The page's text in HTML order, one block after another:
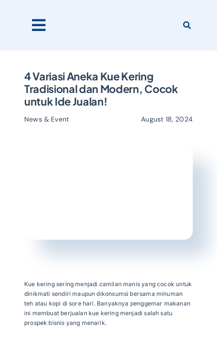
Toggle
Contact Us
4 Variasi Aneka Kue Kering
Tradisional dan Modern, Cocok
untuk Ide Jualan!
News & Event August 18, 2024
Kue kering sering menjadi camilan manis yang cocok untuk
dinikmati sendiri maupun dikonsumsi bersama minuman
teh atau kopi di sore hari. Banyaknya penggemar makanan
ini membuat berjualan kue kering menjadi salah satu
prospek bisnis yang menarik.